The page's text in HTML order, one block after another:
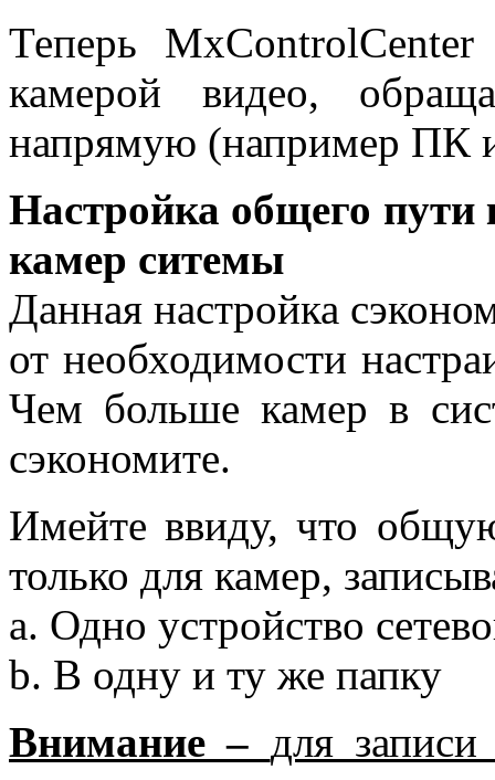
Теперь MxControlCenter
камерой видео,
напрямую (например ПК
Настройка общего пути
камер ситемы
Данная настройка
от необходимости
Чем больше камер в
сэкономите.
Имейте ввиду, что
только для камер,
a. Одно устройство
b. В одну и ту же папку
Внимание – для